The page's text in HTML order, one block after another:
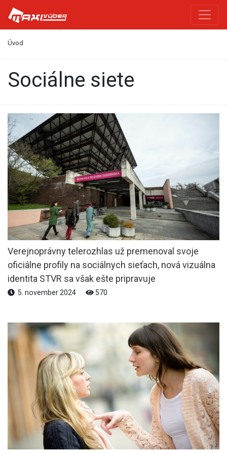
Úvod
sociálne siete
Verejnoprávny telerozhlas už premenoval svoje
oficiálne profily na sociálnych sieťach, nová vizuálna
identita STVR sa však ešte pripravuje
5. november 2024 570